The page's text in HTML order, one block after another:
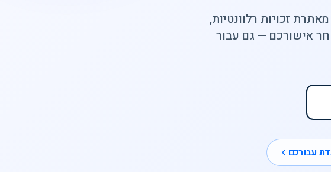
זכויות רלוונטיות,
אישורכם — גם עבור
עבורכם